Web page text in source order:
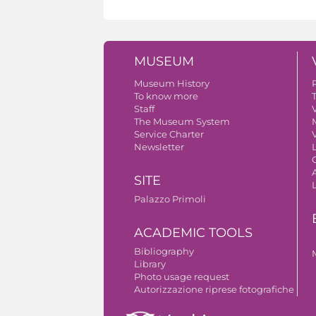
MUSEUM
Museum History
To know more
Staff
The Museum System
Service Charter
Newsletter
SITE
Palazzo Primoli
ACADEMIC TOOLS
Bibliography
Library
Photo usage request
Autorizzazione riprese fotografiche